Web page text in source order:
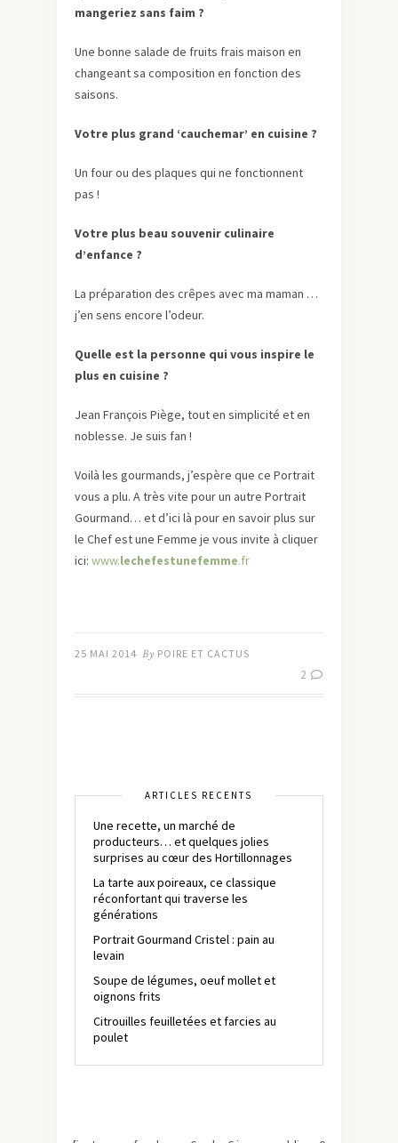
mangeriez sans faim ?
Une bonne salade de fruits frais maison en
changeant sa composition en fonction des
saisons.
Votre plus grand ‘cauchemar’ en cuisine ?
Un four ou des plaques qui ne fonctionnent
pas !
Votre plus beau souvenir culinaire
d’enfance ?
La préparation des crêpes avec ma maman …
j’en sens encore l’odeur.
Quelle est la personne qui vous inspire le
plus en cuisine ?
Jean François Piège, tout en simplicité et en
noblesse. Je suis fan !
Voilà les gourmands, j’espère que ce Portrait
vous a plu. A très vite pour un autre Portrait
Gourmand… et d’ici là pour en savoir plus sur
le Chef est une Femme je vous invite à cliquer
ici: www.lechefestunefemme.fr
25 MAI 2014 By POIRE ET CACTUS
2
ARTICLES RÉCENTS
Une recette, un marché de
producteurs… et quelques jolies
surprises au cœur des Hortillonnages
La tarte aux poireaux, ce classique
réconfortant qui traverse les
générations
Portrait Gourmand Cristel : pain au
levain
Soupe de légumes, oeuf mollet et
oignons frits
Citrouilles feuilletées et farcies au
poulet